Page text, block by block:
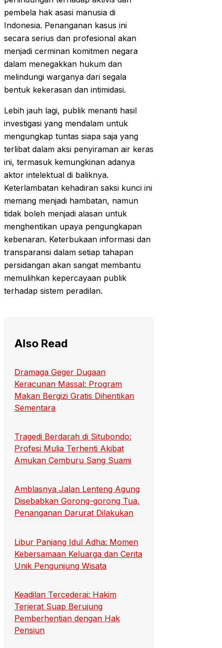
pembela hak asasi manusia di
Indonesia. Penanganan kasus ini
secara serius dan profesional akan
menjadi cerminan komitmen negara
dalam menegakkan hukum dan
melindungi warganya dari segala
bentuk kekerasan dan intimidasi.
Lebih jauh lagi, publik menanti hasil
investigasi yang mendalam untuk
mengungkap tuntas siapa saja yang
terlibat dalam aksi penyiraman air keras
ini, termasuk kemungkinan adanya
aktor intelektual di baliknya.
Keterlambatan kehadiran saksi kunci ini
memang menjadi hambatan, namun
tidak boleh menjadi alasan untuk
menghentikan upaya pengungkapan
kebenaran. Keterbukaan informasi dan
transparansi dalam setiap tahapan
persidangan akan sangat membantu
memulihkan kepercayaan publik
terhadap sistem peradilan.
Also Read
Dramaga Geger Dugaan
Keracunan Massal: Program
Makan Bergizi Gratis Dihentikan
Sementara
Tragedi Berdarah di Situbondo:
Profesi Mulia Terhenti Akibat
Amukan Cemburu Sang Suami
Amblasnya Jalan Lenteng Agung
Disebabkan Gorong-gorong Tua,
Penanganan Darurat Dilakukan
Libur Panjang Idul Adha: Momen
Kebersamaan Keluarga dan Cerita
Unik Pengunjung Wisata
Keadilan Tercederai: Hakim
Terjerat Suap Berujung
Pemberhentian dengan Hak
Pensiun